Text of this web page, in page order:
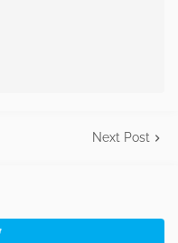
Next Post